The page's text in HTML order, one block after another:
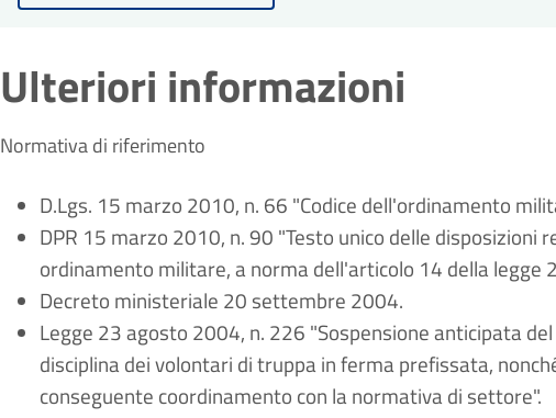
Ulteriori informazioni
Normativa di riferimento
D.Lgs. 15 marzo 2010, n. 66 "Codice dell'ordinamento
DPR 15 marzo 2010, n. 90 "Testo unico delle disposizioni
ordinamento militare, a norma dell'articolo 14 della legge
Decreto ministeriale 20 settembre 2004.
Legge 23 agosto 2004, n. 226 "Sospensione anticipata
disciplina dei volontari di truppa in ferma prefissata,
conseguente coordinamento con la normativa di settore".